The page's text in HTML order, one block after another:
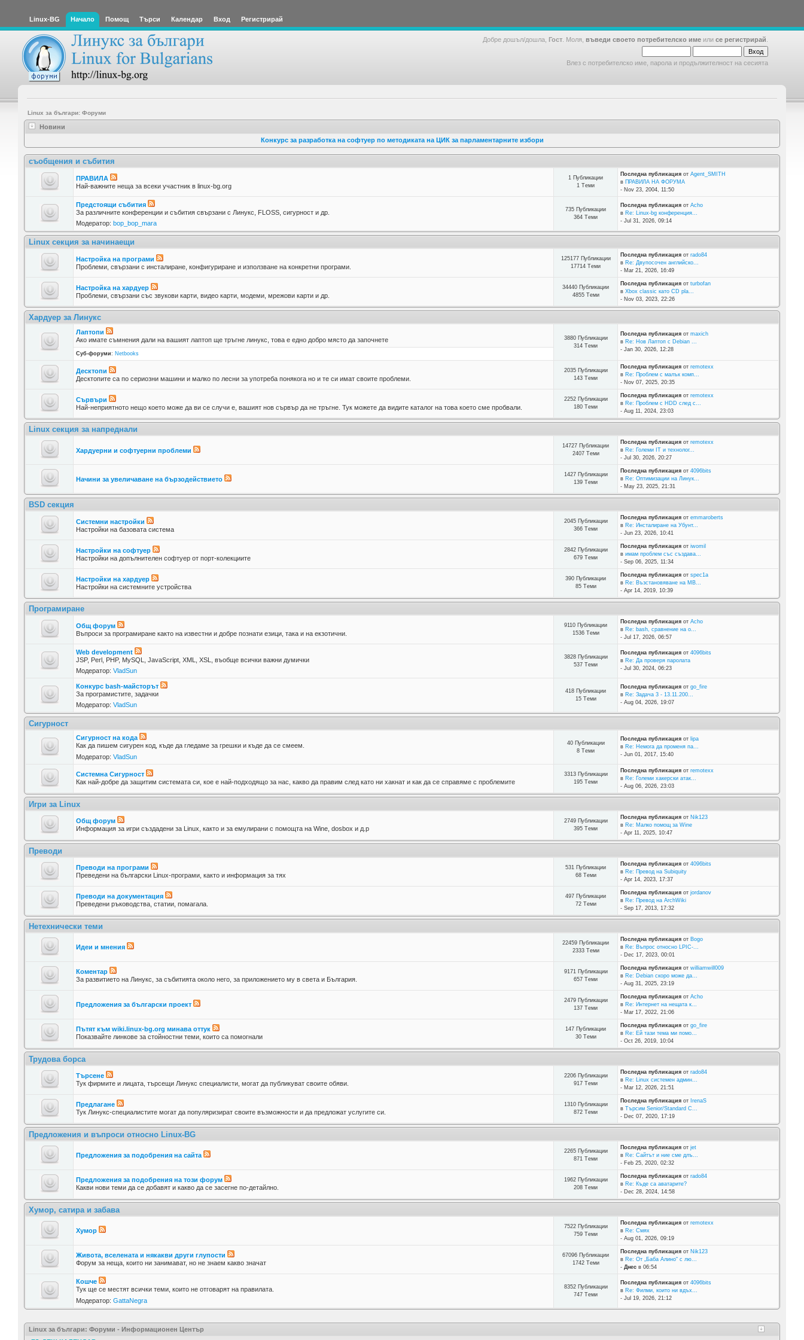
Linux-BG Начало Помощ Търси Календар Вход Регистрирай
Добре дошъл/дошла, Гост . Моля, въведи своето потребителско име или се регистрирай
Влез с потребителско име, парола и продължителност на сесията
Linux за българи: Форуми
Новини
Конкурс за разработка на софтуер по методиката на ЦИК за парламентарните избори
съобщения и събития
ПРАВИЛА
Най-важните неща за всеки участник в linux-bg.org
1 Публикации
1 Теми
Последна публикация отAgent_SMITH
в ПРАВИЛА НА ФОРУМА
- Nov 23, 2004, 11:50
Предстоящи събития
За различните конференции и събития свързани с Линукс, FLOSS, сигурност и др.
Модератор:bop_bop_mara
735 Публикации
364 Теми
Последна публикация отAcho
в Re: Linux-bg конференция...
- Jul 31, 2026, 09:14
Linux секция за начинаещи
Настройка на програми
Проблеми, свързани с инсталиране, конфигуриране и използване на конкретни програми.
125177 Публикации
17714 Теми
Последна публикация отrado84
в Re: Двупосочен английско...
- Mar 21, 2026, 16:49
Настройка на хардуер
Проблеми, свързани със звукови карти, видео карти, модеми, мрежови карти и др.
34440 Публикации
4855 Теми
Последна публикация отturbofan
вXbox classic като CD pla...
- Nov 03, 2023, 22:26
Хардуер за Линукс
Лаптопи
Ако имате съмнения дали на вашият лаптоп ще тръгне линукс, това е едно добро място да започнете
3880 Публикации
314 Теми
Последна публикация отmaxich
в Re: Нов Лаптоп с Debian ...
- Jan 30, 2026, 12:28
Суб-форуми: Netbooks
Десктопи
Десктопите са по сериозни машини и малко по лесни за употреба понякога но и те си имат своите проблеми.
2035 Публикации
143 Теми
Последна публикация отremotexx
в Re: Проблем с малък комп...
- Nov 07, 2025, 20:35
Сървъри
Най-неприятното нещо което може да ви се случи е, вашият нов сървър да не тръгне. Тук можете да видите каталог на това което сме пробвали.
2252 Публикации
180 Теми
Последна публикация отremotexx
в Re: Проблем с HDD след с...
- Aug 11, 2024, 23:03
Linux секция за напреднали
Хардуерни и софтуерни проблеми
14727 Публикации
2407 Теми
Последна публикация отremotexx
в Re: Големи IT и технолог...
- Jul 30, 2026, 20:27
Начини за увеличаване на бързодействието
1427 Публикации
139 Теми
Последна публикация от4096bits
в Re: Оптимизации на Линук...
- May 23, 2025, 21:31
BSD секция
Системни настройки
Настройки на базовата система
2045 Публикации
366 Теми
Последна публикация отemmaroberts
в Re: Инсталиране на Убунт...
- Jun 23, 2026, 10:41
Настройки на софтуер
Настройки на допълнителен софтуер от порт-колекциите
2842 Публикации
679 Теми
Последна публикация отiwomil
вимам проблем със създава...
- Sep 06, 2025, 11:34
Настройки на хардуер
Настройки на системните устройства
390 Публикации
85 Теми
Последна публикация отspec1a
в Re: Възстановяване на MB...
- Apr 14, 2019, 10:39
Програмиране
Общ форум
Въпроси за програмиране както на известни и добре познати езици, така и на екзотични.
9110 Публикации
1536 Теми
Последна публикация отAcho
в Re: bash, сравнение на о...
- Jul 17, 2026, 06:57
Web development
JSP, Perl, PHP, MySQL, JavaScript, XML, XSL, въобще всички важни думички
Модератор:VladSun
3828 Публикации
537 Теми
Последна публикация от4096bits
в Re: Да проверя паролата
- Jul 30, 2024, 06:23
Конкурс bash-майсторът
За програмистите, задачки
Модератор:VladSun
418 Публикации
15 Теми
Последна публикация отgo_fire
в Re: Задача 3 - 13.11.200...
- Aug 04, 2026, 19:07
Сигурност
Сигурност на кода
Как да пишем сигурен код, къде да гледаме за грешки и къде да се смеем.
Модератор:VladSun
40 Публикации
8 Теми
Последна публикация от lipa
в Re: Немога да променя па...
- Jun 01, 2017, 15:40
Системна Сигурност
Как най-добре да защитим системата си, кое е най-подходящо за нас, какво да правим след като ни хакнат и как да се справяме с проблемите
3313 Публикации
195 Теми
Последна публикация отremotexx
в Re: Големи хакерски атак...
- Aug 06, 2026, 23:03
Игри за Linux
Общ форум
Информация за игри създадени за Linux, както и за емулирани с помощта на Wine, dosbox и д.р
2749 Публикации
395 Теми
Последна публикация от Nik123
в Re: Малко помощ за Wine
- Apr 11, 2025, 10:47
Преводи
Преводи на програми
Преведени на български Linux-програми, както и информация за тях
531 Публикации
68 Теми
Последна публикация от4096bits
в Re: Превод на Subiquity
- Apr 14, 2023, 17:37
Преводи на документация
Преведени ръководства, статии, помагала.
497 Публикации
72 Теми
Последна публикация отjordanov
в Re: Превод на ArchWiki
- Sep 17, 2013, 17:32
Нетехнически теми
Идеи и мнения
22459 Публикации
2333 Теми
Последна публикация от Bogo
в Re: Въпрос относно LPIC-...
- Dec 17, 2023, 00:01
Коментар
За развитието на Линукс, за събитията около него, за приложението му в света и България.
9171 Публикации
657 Теми
Последна публикация отwilliamwill009
в Re: Debian скоро може да...
- Aug 31, 2025, 23:19
Предложения за български проект
2479 Публикации
137 Теми
Последна публикация отAcho
в Re: Интернет на нещата к...
- Mar 17, 2022, 21:06
Пътят към wiki.linux-bg.org минава оттук
Показвайте линкове за стойностни теми, които са помогнали
147 Публикации
30 Теми
Последна публикация отgo_fire
в Re: Ей тази тема ми помо...
- Oct 26, 2019, 10:04
Трудова борса
Търсене
Тук фирмите и лицата, търсещи Линукс специалисти, могат да публикуват своите обяви.
2206 Публикации
917 Теми
Последна публикация отrado84
в Re: Linux системен админ...
- Mar 12, 2026, 21:51
Предлагане
Тук Линукс-специалистите могат да популяризират своите възможности и да предложат услугите си.
1310 Публикации
872 Теми
Последна публикация от IrenaS
вТърсим Senior/Standard C...
- Dec 07, 2020, 17:19
Предложения и въпроси относно Linux-BG
Предложения за подобрения на сайта
2265 Публикации
871 Теми
Последна публикация отjet
в Re: Сайтът и ние сме длъ...
- Feb 25, 2020, 02:32
Предложения за подобрения на този форум
Какви нови теми да се добавят и какво да се засегне по-детайлно.
1962 Публикации
208 Теми
Последна публикация отrado84
в Re: Къде са аватарите?
- Dec 28, 2024, 14:58
Хумор, сатира и забава
Хумор
7522 Публикации
759 Теми
Последна публикация отremotexx
в Re: Смях
- Aug 01, 2026, 09:19
Живота, вселената и някакви други глупости
Форум за неща, които ни занимават, но не знаем какво значат
67096 Публикации
1742 Теми
Последна публикация от Nik123
в Re: От „Баба Алино“ с лю...
-Днес в 06:54
Кошче
Тук ще се местят всички теми, които не отговарят на правилата.
Модератор:GattaNegra
8352 Публикации
747 Теми
Последна публикация от4096bits
в Re: Филми, които ни вдъх...
- Jul 19, 2026, 21:12
Linux за българи: Форуми - Информационен Център